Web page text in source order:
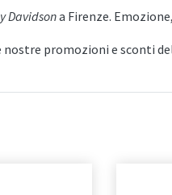
Davidsona Firenze.
nostre promozioni e sconti